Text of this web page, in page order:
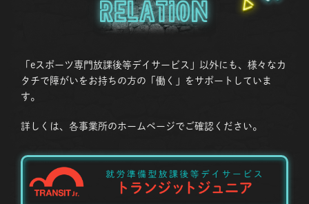
Relation
「eスポーツ専門放課後等デイサービス」以外にも、様々なカ
タチで障がいをお持ちの方の「働く」をサポートしていま
す。
詳しくは、各事業所のホームページでご確認ください。